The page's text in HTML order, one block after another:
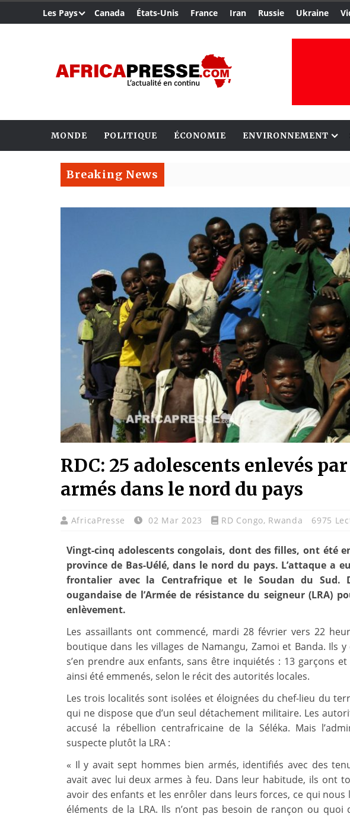
Les Pays Canada États-Unis France Iran Russie Ukraine
MONDE POLITIQUE ÉCONOMIE ENVIRONNEMENT
Breaking News
RDC: 25 adolescents enlevés
armés dans le nord du pays
AfricaPresse 02 Mar 2023 RD Congo, Rwanda 6975
Vingt-cinq adolescents congolais, dont des filles, ont été
province de Bas-Uélé, dans le nord du pays. L’attaque a
frontalier avec la Centrafrique et le Soudan du Sud.
ougandaise de l’Armée de résistance du seigneur (LRA)
enlèvement.
Les assaillants ont commencé, mardi 28 février vers 22
boutique dans les villages de Namangu, Zamoi et Banda. Ils
s’en prendre aux enfants, sans être inquiétés : 13 garçons
ainsi été emmenés, selon le récit des autorités locales.
Les trois localités sont isolées et éloignées du chef-lieu du
qui ne dispose que d’un seul détachement militaire. Les
accusé la rébellion centrafricaine de la Séléka. Mais
suspecte plutôt la LRA :
« Il y avait sept hommes bien armés, identifiés avec des
avait avec lui deux armes à feu. Dans leur habitude, ils ont
avoir des enfants et les enrôler dans leurs forces, ce qui
éléments de la LRA. Ils n’ont pas besoin de rançon ou quoi